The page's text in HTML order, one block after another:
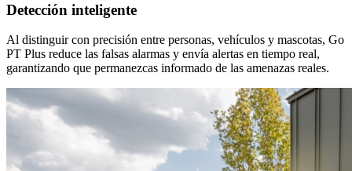
Detección inteligente
Al distinguir con precisión entre personas, vehículos y mascotas, Go
PT Plus reduce las falsas alarmas y envía alertas en tiempo real,
garantizando que permanezcas informado de las amenazas reales.